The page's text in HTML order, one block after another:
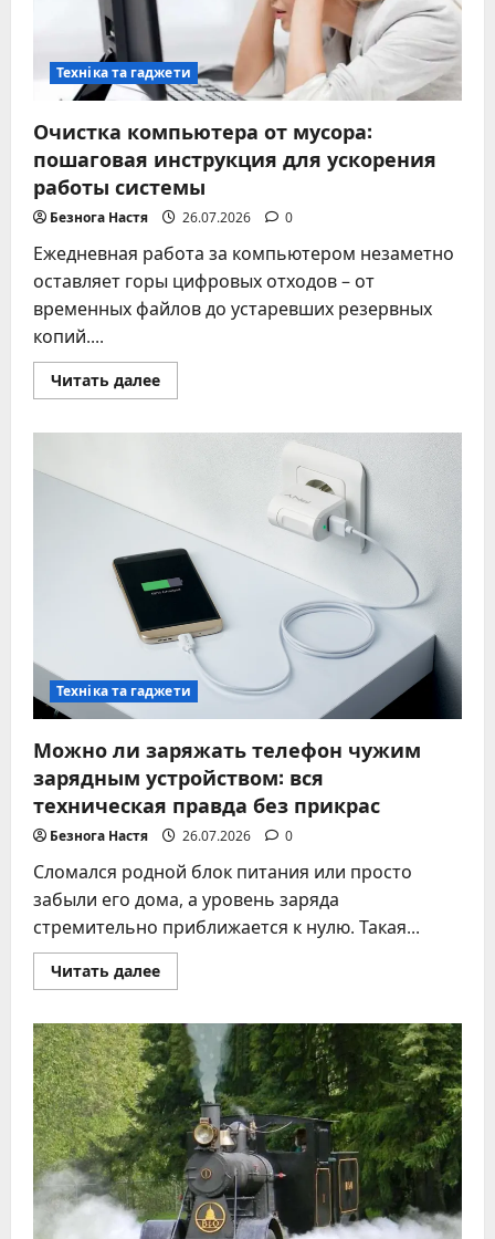
Техніка та гаджети
Очистка компьютера от мусора:
пошаговая инструкция для ускорения
работы системы
Безнога Настя 26.07.2026 0
Ежедневная работа за компьютером незаметно
оставляет горы цифровых отходов – от
временных файлов до устаревших резервных
копий....
Читать далееПрочитать
больше
для
ускорения
работы
системы
Техніка та гаджети
Можно ли заряжать телефон чужим
зарядным устройством: вся
техническая правда без прикрас
Безнога Настя 26.07.2026 0
Сломался родной блок питания или просто
забыли его дома, а уровень заряда
стремительно приближается к нулю. Такая...
Читать далееПрочитать
больше
ли
заряжать
телефон
чужим
зарядным
устройством:
вся
техническая
правда
без
прикрас